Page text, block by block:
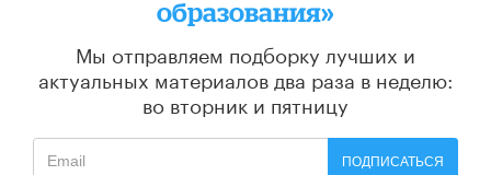
образования»
Мы отправляем подборку лучших и
актуальных материалов два раза в неделю:
во вторник и пятницу
ПОДПИСАТЬСЯ